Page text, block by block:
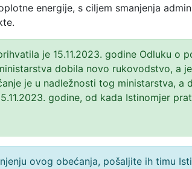
energije, s ciljem smanjenja
je 15.11.2023. godine Odluku o
dobila novo rukovodstvo, a
je u nadležnosti tog ministarstva, a
godine, od kada Istinomjer
ovog obećanja, pošaljite ih timu